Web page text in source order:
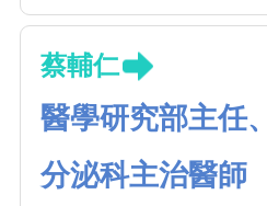
蔡輔仁
醫學研究部主任
分泌科主治醫師